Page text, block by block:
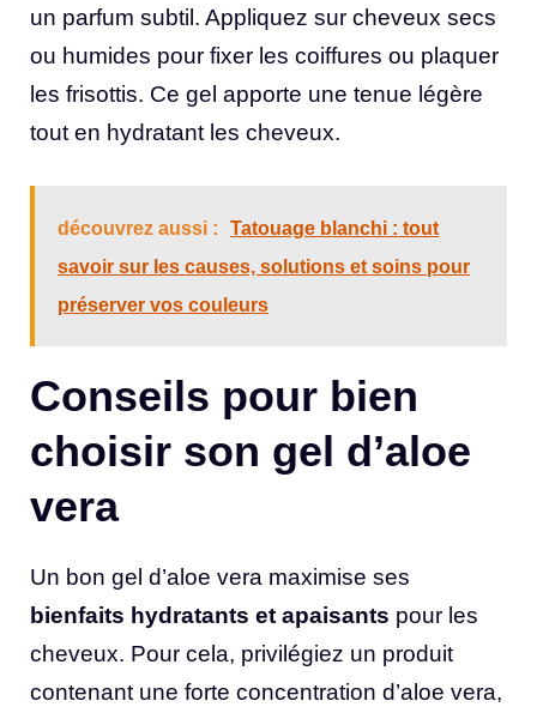
un parfum subtil. Appliquez sur cheveux secs
ou humides pour fixer les coiffures ou plaquer
les frisottis. Ce gel apporte une tenue légère
tout en hydratant les cheveux.
découvrez aussi :
Tatouage blanchi : tout
savoir sur les causes, solutions et soins pour
préserver vos couleurs
Conseils pour bien
choisir son gel d’aloe
vera
Un bon gel d’aloe vera maximise ses
bienfaits hydratants et apaisants pour les
cheveux. Pour cela, privilégiez un produit
contenant une forte concentration d’aloe vera,